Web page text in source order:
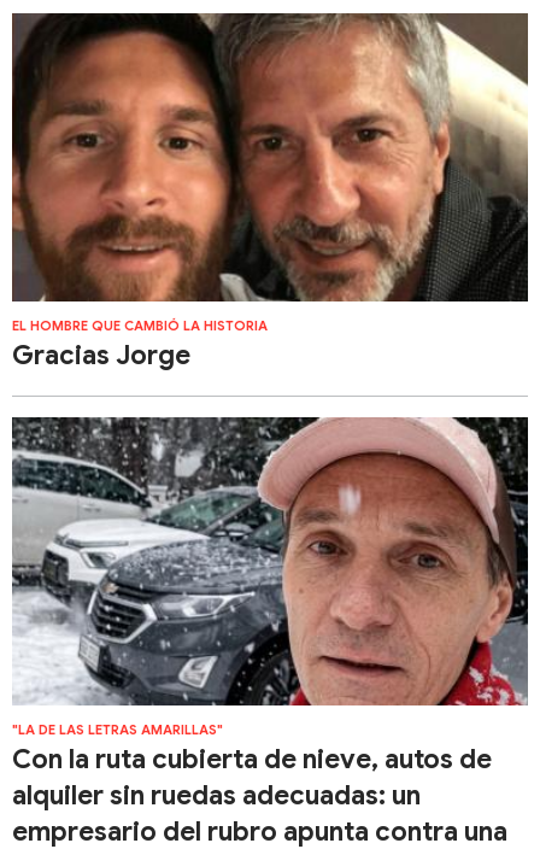
EL HOMBRE QUE CAMBIÓ LA HISTORIA
Gracias Jorge
"LA DE LAS LETRAS AMARILLAS"
Con la ruta cubierta de nieve, autos de
alquiler sin ruedas adecuadas: un
empresario del rubro apunta contra una